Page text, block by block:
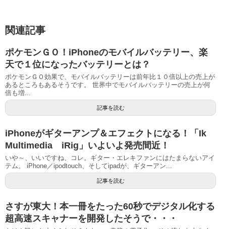
関連記事
ポケモンＧＯ！iPhoneのモバイルバッテリー、楽
天で１位になったバッテリーとは？
ポケモンＧＯ効果で、モバイルバッテリーは前年比１０倍以上の売上が
あるところもあるそうです。 世界中でモバイルバッテリーの売上が何
倍も増...
記事を読む
iPhoneがギターアンプ＆エフェクトになる！「Ik
Multimedia iRig」いよいよ発売間近！
いや～、いいですね、コレ。ギター・エレキファンにはたまらないアイ
テム。 iPhone／ipodtouch、そしてipadが、ギターアン...
記事を読む
さすが東大！本一冊をたった60秒でデジタル化する
超高速スキャナーを開発したそうで・・・